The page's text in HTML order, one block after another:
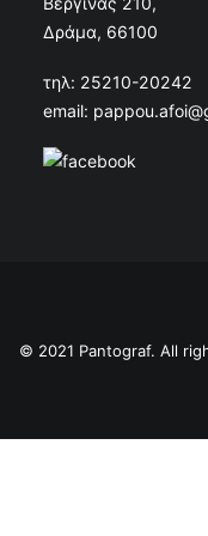
Δράμα, 66100
τηλ: 25210-20242
email:
© 2021 Pantograf. All